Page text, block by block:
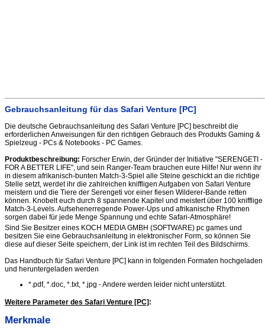
Gebrauchsanleitung für das Safari Venture [PC]
Die deutsche Gebrauchsanleitung des Safari Venture [PC] beschreibt die
erforderlichen Anweisungen für den richtigen Gebrauch des Produkts Gaming &
Spielzeug - PCs & Notebooks - PC Games.
Produktbeschreibung: Forscher Erwin, der Gründer der Initiative "SERENGETI -
FOR A BETTER LIFE", und sein Ranger-Team brauchen eure Hilfe! Nur wenn ihr
in diesem afrikanisch-bunten Match-3-Spiel alle Steine geschickt an die richtige
Stelle setzt, werdet ihr die zahlreichen kniffligen Aufgaben von Safari Venture
meistern und die Tiere der Serengeti vor einer fiesen Wilderer-Bande retten
können. Knobelt euch durch 8 spannende Kapitel und meistert über 100 knifflige
Match-3-Levels. Aufsehenerregende Power-Ups und afrikanische Rhythmen
sorgen dabei für jede Menge Spannung und echte Safari-Atmosphäre!
Sind Sie Besitzer eines KOCH MEDIA GMBH (SOFTWARE) pc games und
besitzen Sie eine Gebrauchsanleitung in elektronischer Form, so können Sie
diese auf dieser Seite speichern, der Link ist im rechten Teil des Bildschirms.
Das Handbuch für Safari Venture [PC] kann in folgenden Formaten hochgeladen
und heruntergeladen werden
*.pdf, *.doc, *.txt, *.jpg - Andere werden leider nicht unterstützt.
Weitere Parameter des Safari Venture [PC] :
Merkmale